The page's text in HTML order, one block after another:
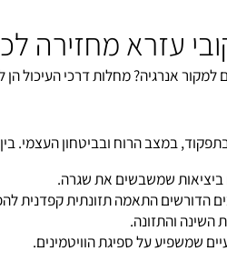
מחזירה לכם
מחלות דרכי העיכול הן
במצב הרוח ובביטחון העצמי. בין
שמשבשים את שגרה.
התאמה תזונתית קפדנית
והתזונה.
על ספיגת הוויטמינים.